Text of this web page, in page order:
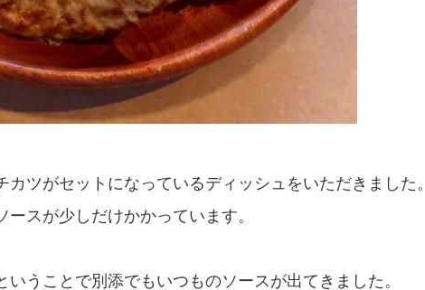
ツがセットになっているディッシュをいただきました。
スが少しだけかかっています。
いうことで別添でもいつものソースが出てきました。